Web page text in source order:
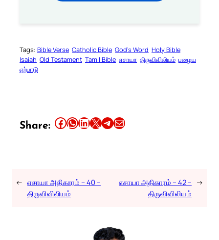
Tags: Bible Verse Catholic Bible God’s Word Holy Bible
Isaiah Old Testament Tamil Bible எசாயா திருவிவிலியம் பழைய
ஏற்பாடு
Share: Share this article on Facebook Share this article on WhatsApp Share this article on LinkedIn Share this article on X Share this article on TelegramEmail this Article
← எசாயா அதிகாரம் – 40 –
திருவிவிலியம்
எசாயா அதிகாரம் – 42 –
திருவிவிலியம்
→